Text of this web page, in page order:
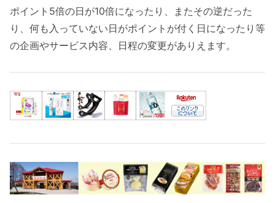
ポイント5倍の日が10倍になったり、またその逆だった
り、何も入っていない日がポイントが付く日になったり等
の企画やサービス内容、日程の変更がありえます。